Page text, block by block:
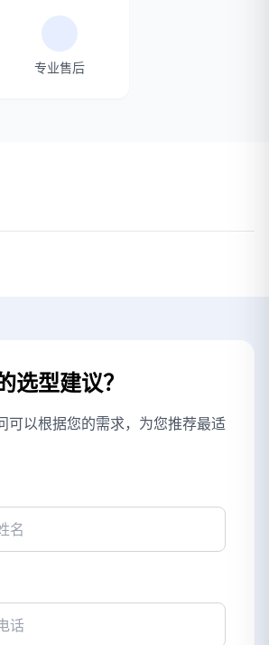
专业售后
选型建议？
可以根据您的需求，为您推荐最适